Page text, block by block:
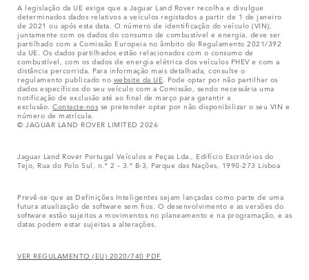
A legislação da UE exige que a Jaguar Land Rover recolha e divulgue
determinados dados relativos a veículos registados a partir de 1 de janeiro
de 2021 ou após esta data. O número de identificação do veículo (VIN),
juntamente com os dados do consumo de combustível e energia, deve ser
partilhado com a Comissão Europeia no âmbito do Regulamento 2021/392
da UE. Os dados partilhados estão relacionados com o consumo de
combustível, com os dados de energia elétrica dos veículos PHEV e com a
distância percorrida. Para informação mais detalhada, consulte o
regulamento publicado no website da UE . Pode optar por não partilhar os
dados específicos do seu veículo com a Comissão, sendo necessária uma
notificação de exclusão até ao final de março para garantir a
exclusão. Contacte-nos se pretender optar por não disponibilizar o seu VIN e
número de matrícula.
© JAGUAR LAND ROVER LIMITED 2026
Jaguar Land Rover Portugal Veículos e Peças Lda., Edifício Escritórios do
Tejo, Rua do Polo Sul, n.º 2 – 3.º B-3, Parque das Nações, 1990-273 Lisboa
Prevê-se que as Definições Inteligentes sejam lançadas como parte de uma
futura atualização de software sem fios. O desenvolvimento e as versões do
software estão sujeitos a movimentos no planeamento e na programação, e as
datas podem estar sujeitas a alterações.
VER REGULAMENTO (EU) 2020/740 PDF